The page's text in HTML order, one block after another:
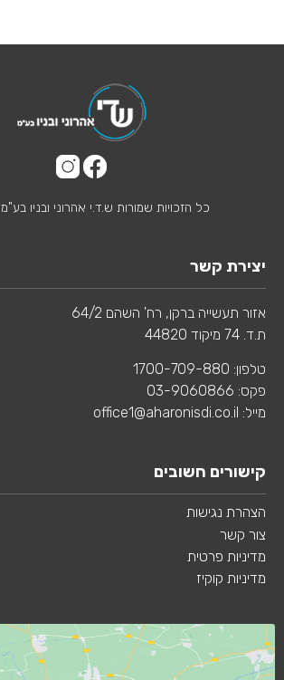
כל הזכויות שמורות ש.ד.י אהרוני ובניו בע"מ 2024 ©
יצירת קשר
אזור תעשייה ברקן, רח' השהם 64/2
ת.ד. 74 מיקוד 44820
טלפון: 1700-709-880
פקס: 03-9060866
מייל: office1@aharonisdi.co.il
קישורים חשובים
הצהרת נגישות
צור קשר
מדיניות פרטית
מדיניות קוקיז